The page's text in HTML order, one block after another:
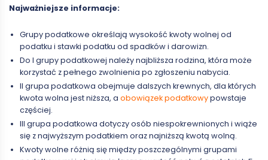
Najważniejsze informacje:
Grupy podatkowe określają wysokość kwoty wolnej od
podatku i stawki podatku od spadków i darowizn.
Do I grupy podatkowej należy najbliższa rodzina, która może
korzystać z pełnego zwolnienia po zgłoszeniu nabycia.
II grupa podatkowa obejmuje dalszych krewnych, dla których
kwota wolna jest niższa, a obowiązek podatkowypowstaje
częściej.
III grupa podatkowa dotyczy osób niespokrewnionych i wiąże
się z najwyższym podatkiem oraz najniższą kwotą wolną.
Kwoty wolne różnią się między poszczególnymi grupami